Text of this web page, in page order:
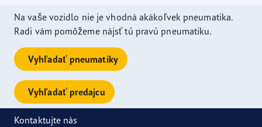
Na vaše vozidlo nie je vhodná akákoľvek pneumatika.
Radi vám pomôžeme nájsť tú pravú pneumatiku.
Vyhľadať pneumatiky
Vyhľadať predajcu
Kontaktujte nás